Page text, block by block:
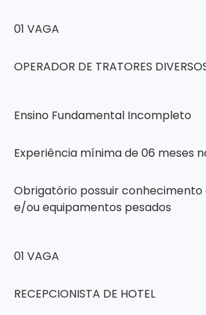
01 VAGA
OPERADOR DE TRATORES
Ensino Fundamental Incompleto
Experiência mínima de 06 meses
Obrigatório possuir conhecimento
e/ou equipamentos pesados
01 VAGA
RECEPCIONISTA DE HOTEL